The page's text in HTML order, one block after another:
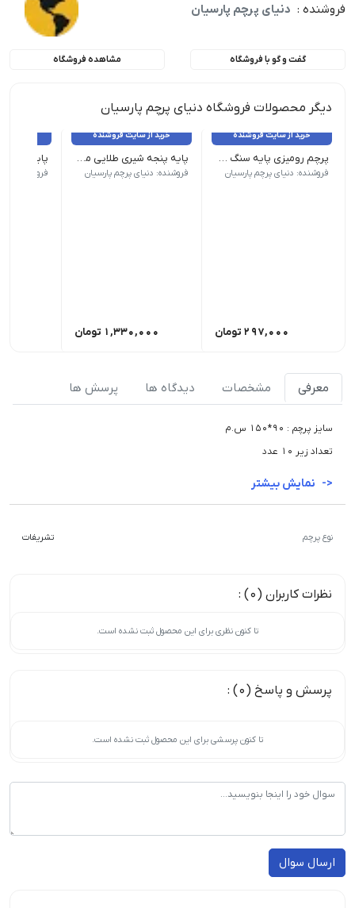
فروشنده : دنیای پرچم پارسیان
گفت و گو با فروشگاه مشاهده فروشگاه
دیگر محصولات فروشگاه دنیای پرچم پارسیان
خرید از سایت فروشنده
پرچم رومیزی پایه سنگ ساتن براق دور لیزر ملل
فروشنده: دنیای پرچم پارسیان
297,000 تومان
خرید از سایت فروشنده
پایه پنجه شیری طلایی ممتاز
*میله قابل تنظیم ارتفاع تا 240 س.م | قطر پایه : 30 س.م | تعداد : زیر 5 عدد
فروشنده: دنیای پرچم پارسیان
1,330,000 تومان
پایه
*میله قابل تنظیم
فروشنده:
معرفی مشخصات دیدگاه ها پرسش ها
سایز پرچم : 90*150 س.م
تعداد زیر 10 عدد
نوع پرچم تشریفات
نظرات کاربران (0) :
تا کنون نظری برای این محصول ثبت نشده است.
پرسش و پاسخ (0) :
تا کنون پرسشی برای این محصول ثبت نشده است.
ارسال سوال